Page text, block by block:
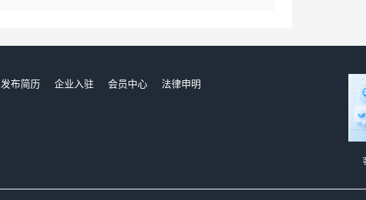
发布简历 企业入驻 会员中心
法律申明